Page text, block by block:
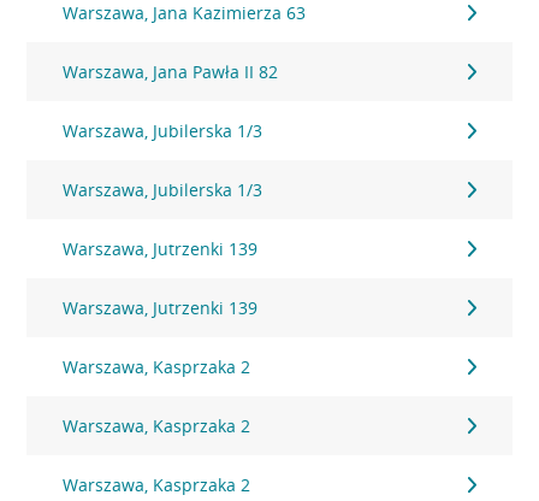
Warszawa, Jana Kazimierza 63
Warszawa, Jana Pawła II 82
Warszawa, Jubilerska 1/3
Warszawa, Jubilerska 1/3
Warszawa, Jutrzenki 139
Warszawa, Jutrzenki 139
Warszawa, Kasprzaka 2
Warszawa, Kasprzaka 2
Warszawa, Kasprzaka 2